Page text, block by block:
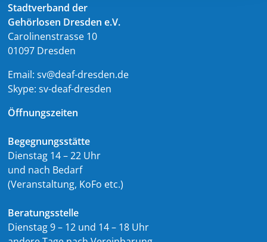
Stadtverband der
Gehörlosen Dresden e.V.
Carolinenstrasse 10
01097 Dresden
Email:sv@deaf-dresden.de
Skype:sv-deaf-dresden
Öffnungszeiten
Begegnungsstätte
Dienstag 14 – 22 Uhr
und nach Bedarf
(Veranstaltung, KoFo etc.)
Beratungsstelle
Dienstag 9 – 12 und 14 – 18 Uhr